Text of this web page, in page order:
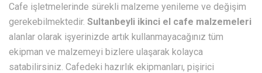
Cafe işletmelerinde sürekli malzeme yenileme ve değişim
gerekebilmektedir. Sultanbeyli ikinci el cafe malzemeleri
alanlar olarak işyerinizde artık kullanmayacağınız tüm
ekipman ve malzemeyi bizlere ulaşarak kolayca
satabilirsiniz. Cafedeki hazırlık ekipmanları, pişirici